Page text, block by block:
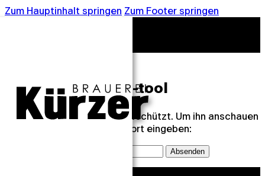
Zum Hauptinhalt springen Zum Footer springen
Geschützt: neues-tool
Dieser Inhalt ist passwortgeschützt. Um ihn anschauen
zu können, bitte das Passwort eingeben: